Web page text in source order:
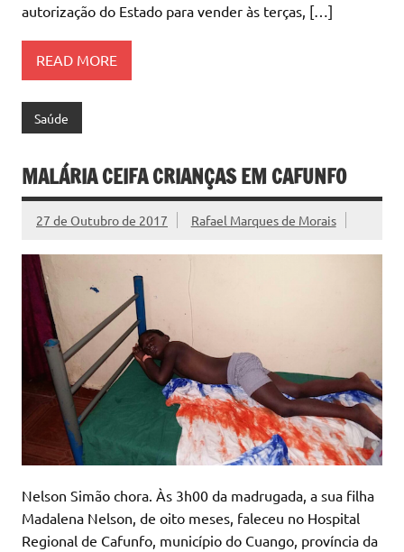
autorização do Estado para vender às terças, […]
READ MORE
Saúde
MALÁRIA CEIFA CRIANÇAS EM CAFUNFO
27 de Outubro de 2017 Rafael Marques de Morais
Nelson Simão chora. Às 3h00 da madrugada, a sua filha
Madalena Nelson, de oito meses, faleceu no Hospital
Regional de Cafunfo, município do Cuango, província da